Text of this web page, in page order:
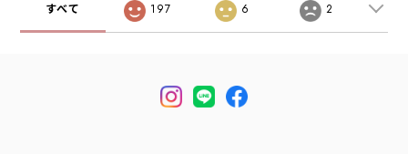
すべて 197 6 2